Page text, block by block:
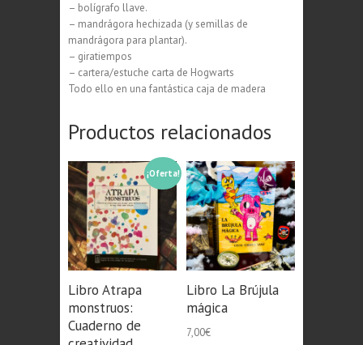
– bolígrafo llave.
– mandrágora hechizada (y semillas de
mandrágora para plantar).
– giratiempos
– cartera/estuche carta de Hogwarts
Todo ello en una fantástica caja de madera
Productos relacionados
¡Oferta!
Libro Atrapa
monstruos:
Cuaderno de
Libro La Brújula
mágica
7,00€